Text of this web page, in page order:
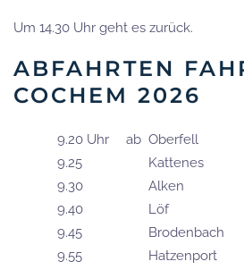
Um 14.30 Uhr geht es zurück.
ABFAHRTEN
COCHEM 2026
9.20 Uhr ab Oberfell
9.25
Kattenes
9.30
Alken
9.40
Löf
9.45
Brodenbach
9.55
Hatzenport